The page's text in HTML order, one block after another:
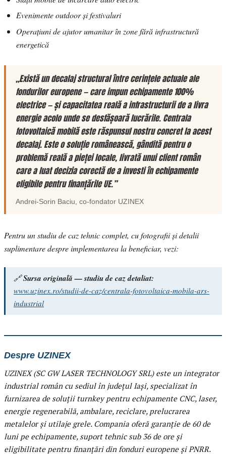
Evenimente outdoor și festivaluri
Operațiuni de ajutor umanitar în zone fără infrastructură
energetică
„Există un decalaj structural între cerințele actuale ale
fondurilor europene — care impun echipamente 100%
electrice — și capacitatea reală a infrastructurii de a livra
energie acolo unde se desfășoară lucrările. Centrala
fotovoltaică mobilă este răspunsul nostru concret la acest
decalaj. Este o soluție românească, gândită pentru o
problemă reală a pieței locale, livrată unui client român
care a luat decizia corectă de a investi în echipamente
eligibile pentru finanțările UE.”
Andrei-Sorin Baciu, co-fondator UZINEX
Pentru un studiu de caz tehnic complet, cu fotografii și detalii
suplimentare despre implementarea la beneficiar, vezi:
🔗Sursa originală — studiu de caz detaliat:
www.uzinex.ro/studii-de-caz/centrala-fotovoltaica-mobila-ars-
industrial
Despre UZINEX
UZINEX (SC GW LASER TECHNOLOGY SRL) este un integrator
industrial român cu sediul în județul Iași, specializat în
furnizarea de soluții turnkey pentru echipamente CNC, laser,
energie regenerabilă, ambalare, reciclare, prelucrarea
metalelor și utilaje grele. Compania oferă garanție de 60 de
luni pe echipamente, suport tehnic sub 36 de ore și
eligibilitate pentru finanțări din fonduri europene și PNRR.